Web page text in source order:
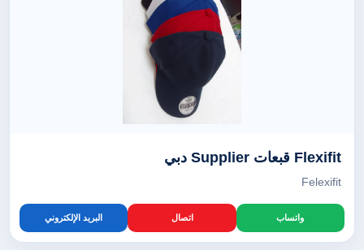
Flexifit قبعات Supplier دبي
Felexifit
واتساب اتصال البريد الإلكتروني